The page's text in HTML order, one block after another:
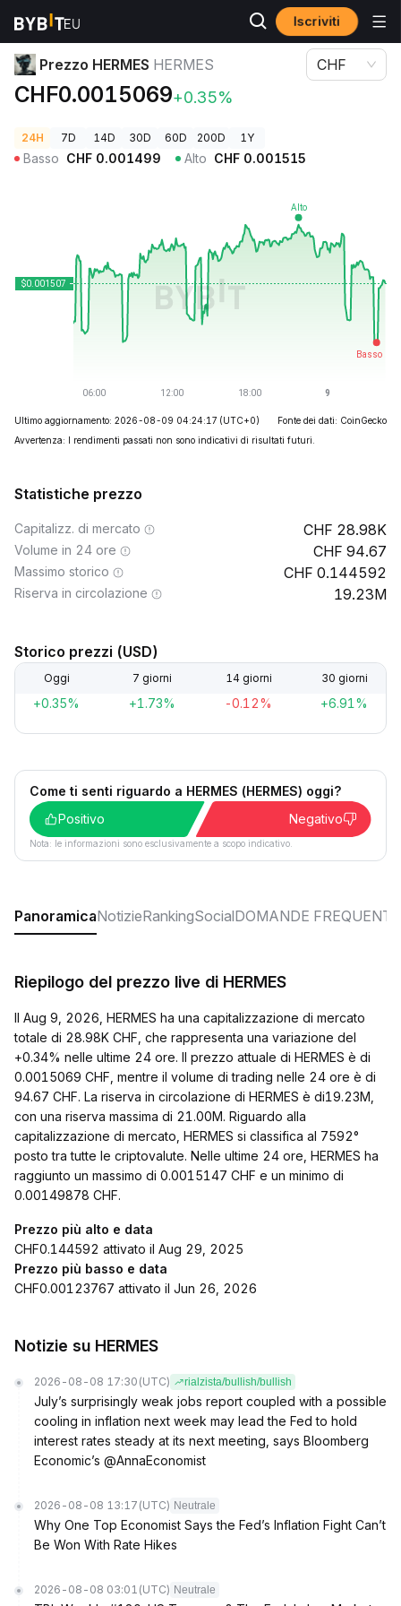
Iscriviti
Prezzi Crypto
Prezzo HERMES HERMES
CHF0.0015069+0.35%
CHF
24H 7D 14D 30D 60D 200D 1Y
Basso CHF 0.001499 Alto CHF 0.001515
Ultimo aggiornamento: 2026-08-09 04:24:17 (UTC+0)
Fonte dei dati: CoinGecko
Avvertenza: I rendimenti passati non sono indicativi di risultati futuri.
Statistiche prezzo
Capitalizz. di mercato 28.98K
Volume in 24 ore 94.67
Massimo storico 0.144592
Riserva in circolazione 19.23M
Storico prezzi (USD)
Oggi 7 giorni 14 giorni 30 giorni
+0.35% +1.73% -0.12% +6.91%
Come ti senti riguardo a HERMES (HERMES) oggi?
Positivo
Negativo
Nota: le informazioni sono esclusivamente a scopo indicativo.
PanoramicaNotizieRankingSocialDOMANDE FREQUENTI
Riepilogo del prezzo live di HERMES
Il Aug 9, 2026, HERMES ha una capitalizzazione di mercato
totale di 28.98K CHF, che rappresenta una variazione del
+0.34% nelle ultime 24 ore. Il prezzo attuale di HERMES è di
0.0015069 CHF, mentre il volume di trading nelle 24 ore è di
94.67 CHF. La riserva in circolazione di HERMES è di19.23M,
con una riserva massima di 21.00M. Riguardo alla
capitalizzazione di mercato, HERMES si classifica al 7592°
posto tra tutte le criptovalute. Nelle ultime 24 ore, HERMES ha
raggiunto un massimo di 0.0015147 CHF e un minimo di
0.00149878 CHF.
Prezzo più alto e data
CHF0.144592 attivato il Aug 29, 2025
Prezzo più basso e data
CHF0.00123767 attivato il Jun 26, 2026
Notizie su HERMES
2026-08-08 17:30 (UTC) rialzista/bullish/bullish
July’s surprisingly weak jobs report coupled with a possible
cooling in inflation next week may lead the Fed to hold
interest rates steady at its next meeting, says Bloomberg
Economic’s @AnnaEconomist
2026-08-08 13:17 (UTC) Neutrale
Why One Top Economist Says the Fed’s Inflation Fight Can’t
Be Won With Rate Hikes
2026-08-08 03:01 (UTC) Neutrale